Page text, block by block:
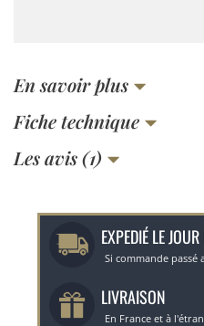
En savoir plus
Fiche technique
Les avis (1)
EXPEDIÉ LE
Si commande passé
LIVRAISON
En France et à